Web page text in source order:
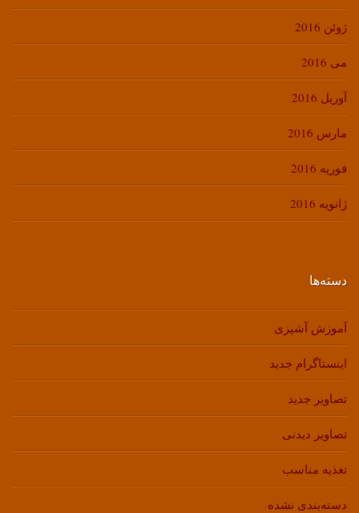
ژوئن 2016
می 2016
آوریل 2016
مارس 2016
فوریه 2016
ژانویه 2016
دسته‌ها
آموزش آشپزی
اینستاگرام جدید
تصاویر جدید
تصاویر دیدنی
تغذیه مناسب
دسته‌بندی نشده